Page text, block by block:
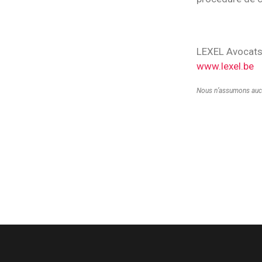
LEXEL Avocats
www.lexel.be
Nous n’assumons